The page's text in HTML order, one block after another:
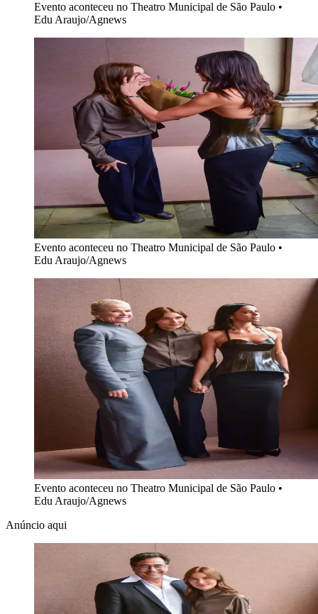
Evento aconteceu no Theatro Municipal de São Paulo •
Edu Araujo/Agnews
Evento aconteceu no Theatro Municipal de São Paulo •
Edu Araujo/Agnews
Evento aconteceu no Theatro Municipal de São Paulo •
Edu Araujo/Agnews
Anúncio aqui